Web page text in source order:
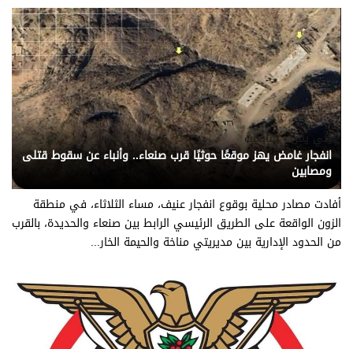
يني يمن - متابعات
انفجار غامض يهز موقعًا حوثيًا قرب صنعاء.. وأنباء عن سقوط قتلى
ومصابين
أفادت مصادر محلية بوقوع انفجار عنيف، مساء الثلاثاء، في منطقة
الزون الواقعة على الطريق الرئيسي الرابط بين صنعاء والحديدة، بالقرب
من الحدود الإدارية بين مديريتي مناخة والحيمة الخار...